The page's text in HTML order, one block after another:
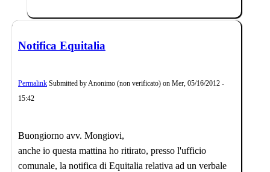
Notifica Equitalia
Permalink Submitted byAnonimo (non verificato) on Mer, 05/16/2012 -
15:42
Buongiorno avv. Mongiovi,
anche io questa mattina ho ritirato, presso l'ufficio
comunale, la notifica di Equitalia relativa ad un verbale